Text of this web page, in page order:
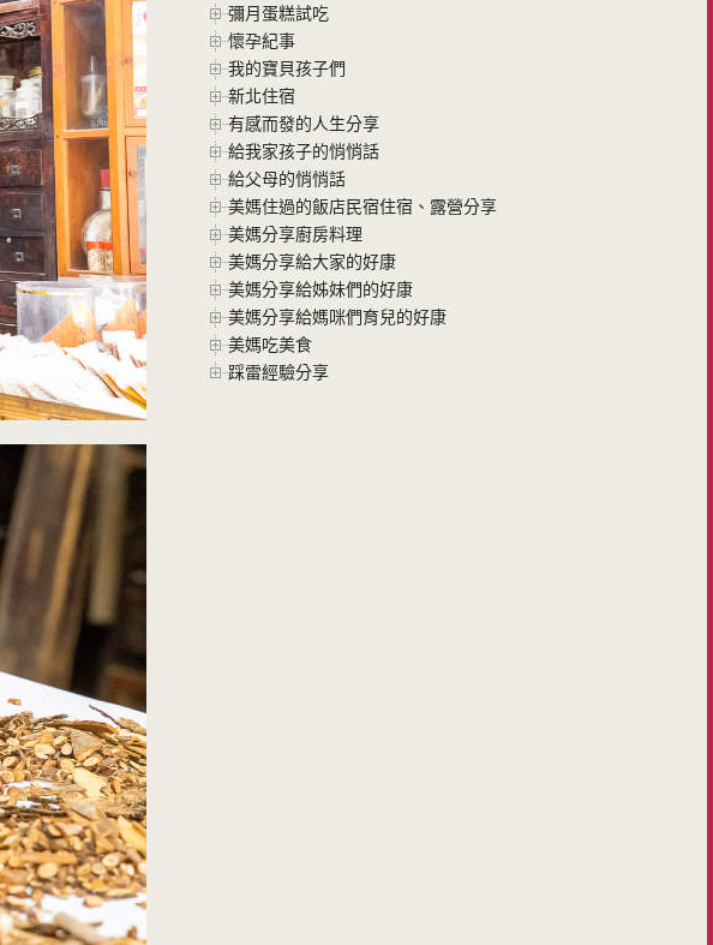
彌月蛋糕試吃
懷孕紀事
我的寶貝孩子們
新北住宿
有感而發的人生分享
給我家孩子的悄悄話
給父母的悄悄話
美媽住過的飯店民宿住宿、露營分享
美媽分享廚房料理
美媽分享給大家的好康
美媽分享給姊妹們的好康
美媽分享給媽咪們育兒的好康
美媽吃美食
踩雷經驗分享